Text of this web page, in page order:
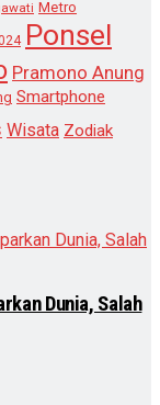
Metro
Ponsel
Pramono Anung
Smartphone
Wisata Zodiak
Dunia, Salah